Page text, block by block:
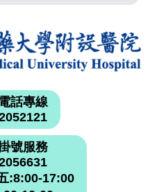
話專線
號服務
:8:00-17:00